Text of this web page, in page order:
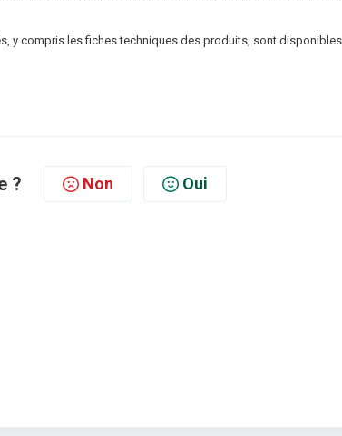
y compris les fiches techniques des produits, sont
? Non Oui